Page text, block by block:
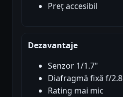
Preț accesibil
Dezavantaje
Senzor 1/1.7"
Diafragmă fixă f/2.8
Rating mai mic